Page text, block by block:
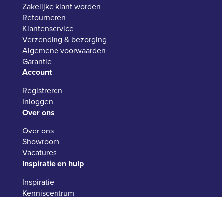
Zakelijke klant worden
Retourneren
Klantenservice
Verzending & bezorging
Algemene voorwaarden
Garantie
Account
Registreren
Inloggen
Over ons
Over ons
Showroom
Vacatures
Inspiratie en hulp
Inspiratie
Kenniscentrum